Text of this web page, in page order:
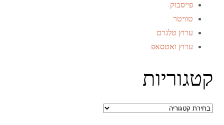
פייסבוק
טוויטר
ערוץ טלגרם
ערוץ ואטסאפ
קטגוריות
קטגוריות